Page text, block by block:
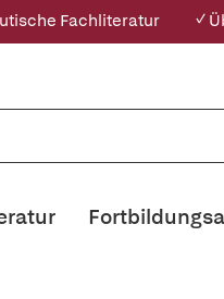
Fachliteratur ✓